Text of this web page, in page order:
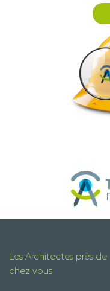
Les Architectes près de
chez vous